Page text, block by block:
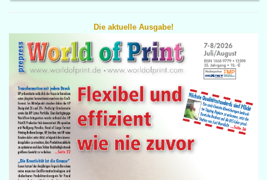
Die aktuelle Ausgabe!